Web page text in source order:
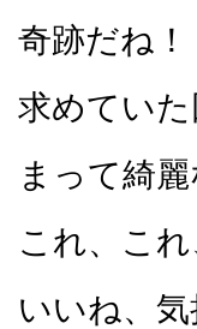
奇跡だね
求めてい
まって綺
これ、これ
いいね、気